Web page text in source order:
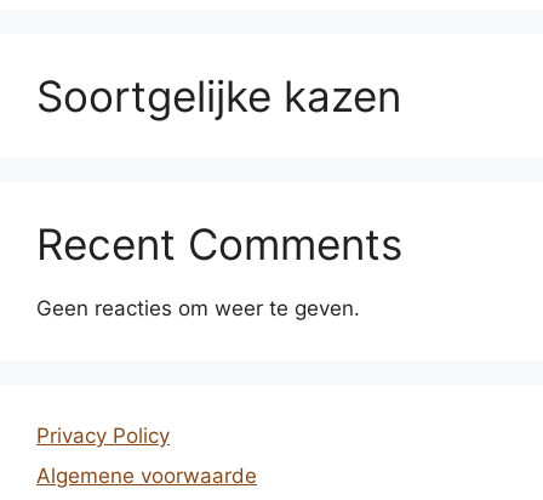
Soortgelijke kazen
Recent Comments
Geen reacties om weer te geven.
Privacy Policy
Algemene voorwaarde